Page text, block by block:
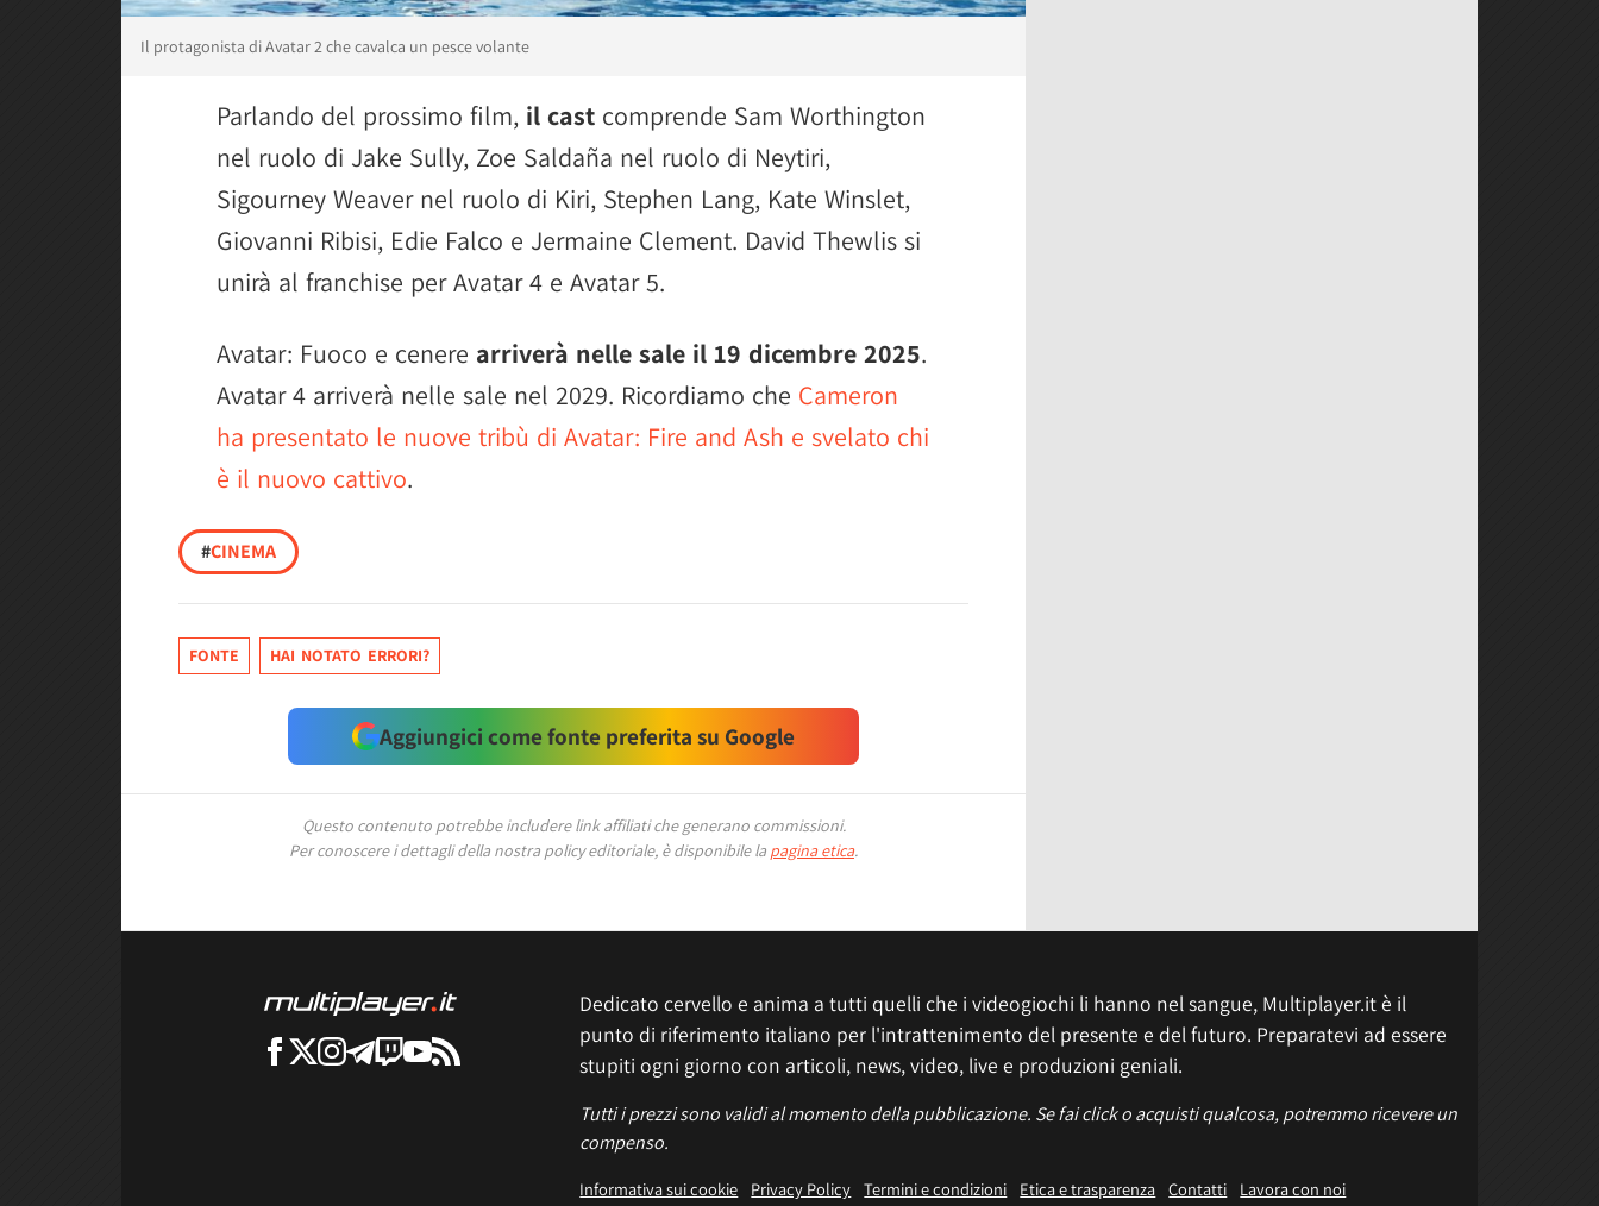
Il protagonista di Avatar 2 che cavalca un pesce volante
Parlando del prossimo film, il cast comprende Sam Worthington
nel ruolo di Jake Sully, Zoe Saldaña nel ruolo di Neytiri,
Sigourney Weaver nel ruolo di Kiri, Stephen Lang, Kate Winslet,
Giovanni Ribisi, Edie Falco e Jermaine Clement. David Thewlis si
unirà al franchise per Avatar 4 e Avatar 5.
Avatar: Fuoco e cenere arriverà nelle sale il 19 dicembre 2025.
Avatar 4 arriverà nelle sale nel 2029. Ricordiamo che Cameron
ha presentato le nuove tribù di Avatar: Fire and Ash e svelato chi
è il nuovo cattivo.
#CINEMA
FONTE HAI NOTATO ERRORI?
Aggiungici come fonte preferita su Google
Questo contenuto potrebbe includere link affiliati che generano commissioni.
Per conoscere i dettagli della nostra policy editoriale, è disponibile la pagina etica.
Dedicato cervello e anima a tutti quelli che i videogiochi li hanno nel sangue, Multiplayer.it è il
punto di riferimento italiano per l'intrattenimento del presente e del futuro. Preparatevi ad essere
stupiti ogni giorno con articoli, news, video, live e produzioni geniali.
Tutti i prezzi sono validi al momento della pubblicazione. Se fai click o acquisti qualcosa, potremmo ricevere un
compenso.
Informativa sui cookie Privacy Policy Termini e condizioni Etica e trasparenza Contatti
Lavora con noi